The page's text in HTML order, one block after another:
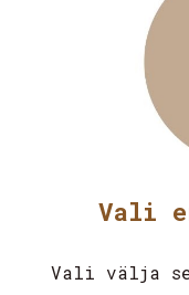
Vali
Vali välja